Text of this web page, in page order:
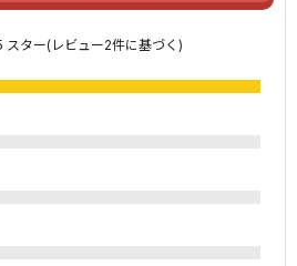
スター(レビュー2件に基づく)